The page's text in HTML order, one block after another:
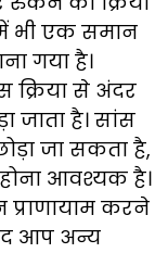
भी एक समान
गया है।
क्रिया से अंदर
जाता है। सांस
जा सकता है,
आवश्यक है।
प्राणायाम करने
आप अन्य